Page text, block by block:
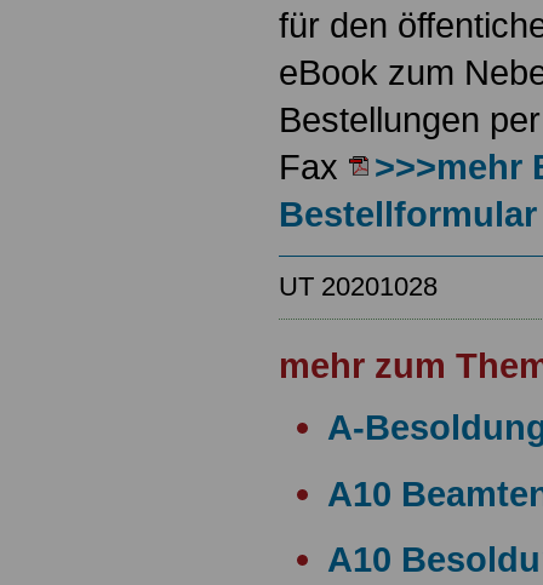
für den
eBook zum
Bestellungen
Fax
>>>mehr
Bestellformular
UT 20201028
mehr zum
A-
A10
A10